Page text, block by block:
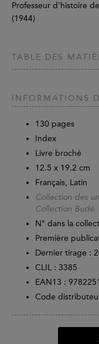
Professeur d'histoire
(1944)
TABLE DES
INFORMATIONS
130 pages
Index
Livre broché
12.5 x 19.2 cm
Français, Latin
Collection des
Collection Budé
N° dans la
Première
Dernier tirage :
CLIL : 3385
EAN13 :
Code